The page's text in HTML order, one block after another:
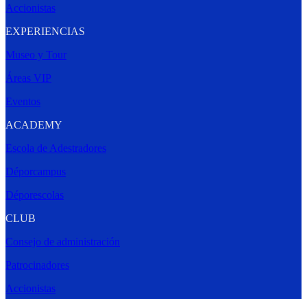
Accionistas
EXPERIENCIAS
Museo y Tour
Áreas VIP
Eventos
ACADEMY
Escola de Adestradores
Déporcampus
Déporescolas
CLUB
Consejo de administración
Patrocinadores
Accionistas